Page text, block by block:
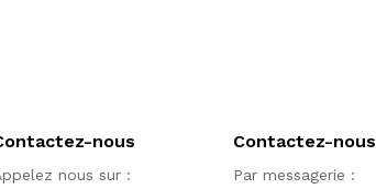
nous
nous sur :
Contactez-nous
Par messagerie :